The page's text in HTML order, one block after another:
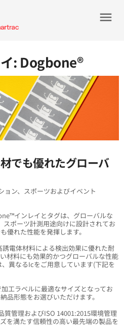
menu
: Dogbone®
でも優れたグローバ
ョン、スポーツおよびイベント
インレイとタグは、グローバルな
スポーツ計測用途向けに設計されてお
優れた性能を発揮します。
電体材料による検出効果に優れた耐
材料にも効果的かつグローバルな性能
異なるIcをご用意しています(下記を
工ラベルに最適なサイズとなってお
品形態をお選びいただけます。
質管理およびISO 14001:2015環境管理
を満たす信頼性の高い最先端の製品を